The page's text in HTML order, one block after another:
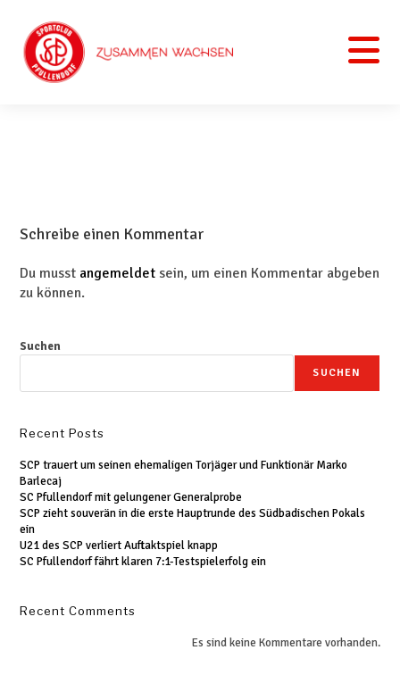
Schreibe einen Kommentar
Du musst angemeldet sein, um einen Kommentar abgeben
zu können.
Suchen
SUCHEN
Recent Posts
SCP trauert um seinen ehemaligen Torjäger und Funktionär Marko
Barlecaj
SC Pfullendorf mit gelungener Generalprobe
SCP zieht souverän in die erste Hauptrunde des Südbadischen Pokals
ein
U21 des SCP verliert Auftaktspiel knapp
SC Pfullendorf fährt klaren 7:1-Testspielerfolg ein
Recent Comments
Es sind keine Kommentare vorhanden.